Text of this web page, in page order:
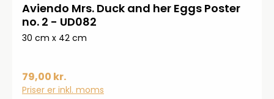
Aviendo Mrs. Duck and her Eggs Poster
no. 2 - UD082
30 cm x 42 cm
79,00 kr.
Priser er inkl. moms